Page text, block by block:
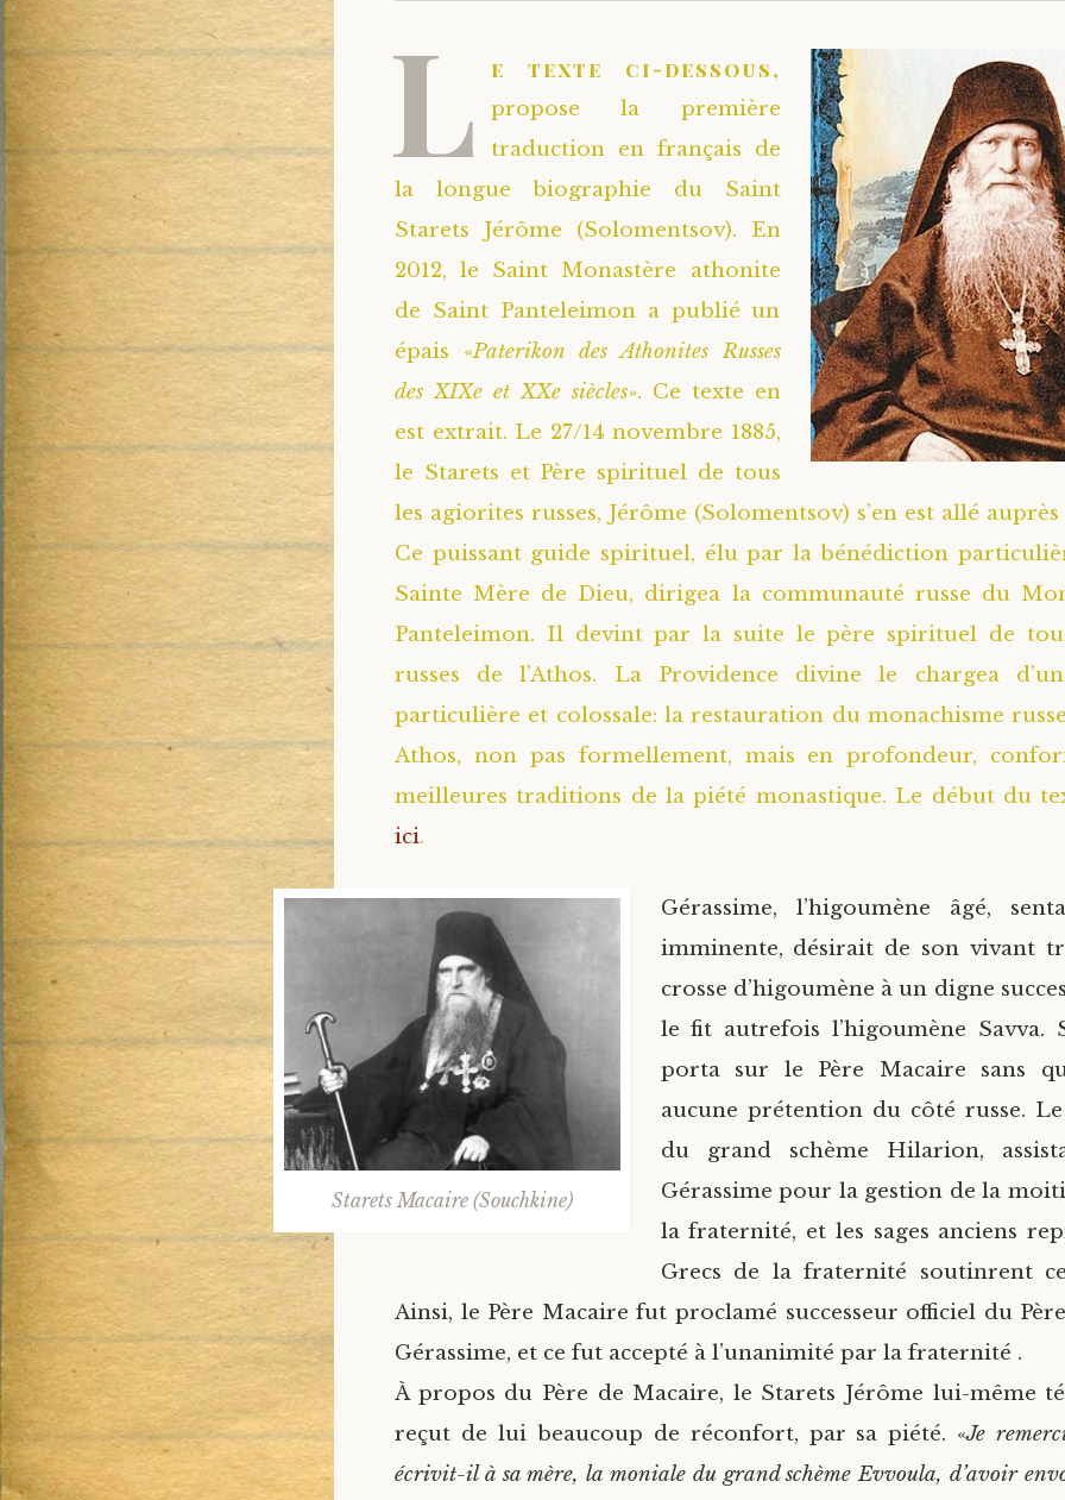
L e texte ci-dessous,
propose la première
traduction en français de
la longue biographie du Saint
Starets Jérôme (Solomentsov). En
2012, le Saint Monastère athonite
de Saint Panteleimon a publié un
épais «Paterikon des Athonites Russes
des XIXe et XXe siècles». Ce texte en
est extrait. Le 27/14 novembre 1885,
le Starets et Père spirituel de tous
les agiorites russes, Jérôme (Solomentsov) s’en est allé
Ce puissant guide spirituel, élu par la bénédiction
Sainte Mère de Dieu, dirigea la communauté russe du
Panteleimon. Il devint par la suite le père spirituel de
russes de l’Athos. La Providence divine le chargea
particulière et colossale: la restauration du monachisme
Athos, non pas formellement, mais en profondeur,
meilleures traditions de la piété monastique. Le début du
ici.
Starets Macaire (Souchkine)
Gérassime, l’higoumène âgé,
imminente, désirait de son vivant
crosse d’higoumène à un digne
le fit autrefois l’higoumène Savva.
porta sur le Père Macaire sans
aucune prétention du côté russe.
du grand schème Hilarion,
Gérassime pour la gestion de la
la fraternité, et les sages anciens
Grecs de la fraternité soutinrent
Ainsi, le Père Macaire fut proclamé successeur officiel du
Gérassime, et ce fut accepté à l’unanimité par la fraternité .
À propos du Père de Macaire, le Starets Jérôme lui-même
reçut de lui beaucoup de réconfort, par sa piété. «Je
écrivit-il à sa mère, la moniale du grand schème Evvoula, d’avoir